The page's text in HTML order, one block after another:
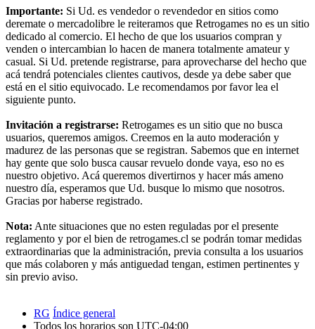
Importante: Si Ud. es vendedor o revendedor en sitios como
deremate o mercadolibre le reiteramos que Retrogames no es un sitio
dedicado al comercio. El hecho de que los usuarios compran y
venden o intercambian lo hacen de manera totalmente amateur y
casual. Si Ud. pretende registrarse, para aprovecharse del hecho que
acá tendrá potenciales clientes cautivos, desde ya debe saber que
está en el sitio equivocado. Le recomendamos por favor lea el
siguiente punto.
Invitación a registrarse: Retrogames es un sitio que no busca
usuarios, queremos amigos. Creemos en la auto moderación y
madurez de las personas que se registran. Sabemos que en internet
hay gente que solo busca causar revuelo donde vaya, eso no es
nuestro objetivo. Acá queremos divertirnos y hacer más ameno
nuestro día, esperamos que Ud. busque lo mismo que nosotros.
Gracias por haberse registrado.
Nota: Ante situaciones que no esten reguladas por el presente
reglamento y por el bien de retrogames.cl se podrán tomar medidas
extraordinarias que la administración, previa consulta a los usuarios
que más colaboren y más antiguedad tengan, estimen pertinentes y
sin previo aviso.
RG Índice general
Todos los horarios son UTC-04:00